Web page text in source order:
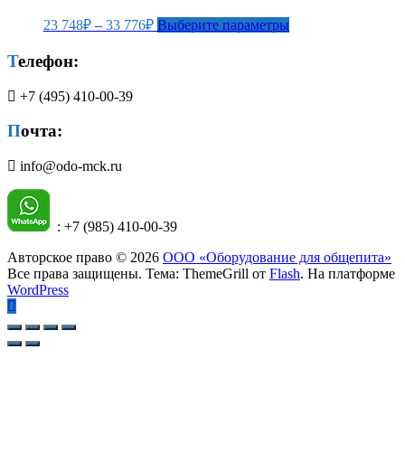
23 748₽ – 33 776₽Диапазон
цен:
Выберите параметрыЭтот
товар
Телефон:
+7 (495) 410-00-39
Почта:
info@odo-mck.ru
: +7 (985) 410-00-39
Авторское право © 2026 ООО «Оборудование для общепита»
Все права защищены. Тема: ThemeGrill от Flash. На платформе
WordPress